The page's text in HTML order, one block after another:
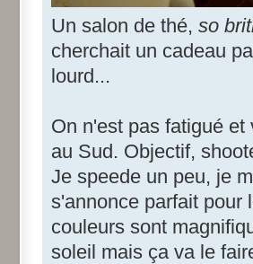
Un salon de thé, so
cherchait un cadeau
lourd...
On n'est pas fatigué
au Sud. Objectif,
Je speede un peu, je
s'annonce parfait pour
couleurs sont
soleil mais ça va le